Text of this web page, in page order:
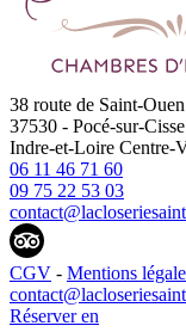
38 route de Saint-
37530 - Pocé-sur-
Indre-et-Loire Centre-
06 11 46 71 60
09 75 22 53 03
CGV - Mentions
Réserveren